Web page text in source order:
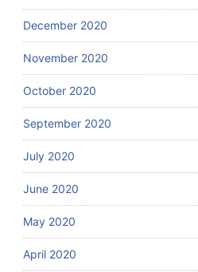
December 2020
November 2020
October 2020
September 2020
July 2020
June 2020
May 2020
April 2020